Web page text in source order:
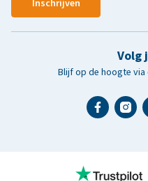
Inschrijven
Volg
Blijf op de hoogte via